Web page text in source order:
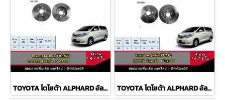
TOYOTA โตโยต้า ALPHARD อัลพาร์ด I '02-08 จานเบรค TRW หน้า TOYOTA โตโยต้า ALPHARD อัลพาร์ด I '02-08 จานเบรค TRW หลัง